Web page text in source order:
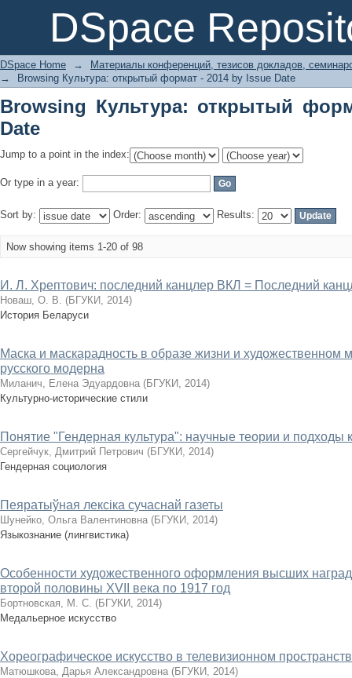
DSpace
Browsing Культура: открытый
DSpace Home →
Материалы конференций, тезисов докладов,
→
Browsing Культура: открытый формат - 2014 by Issue Date
Browsing Культура: открытый
Date
Jump to a point in the index:
Or type in a year:
Sort by: Order: Results:
Now showing items 1-20 of 98
И. Л. Хрептович: последний канцлер ВКЛ = Последний
Новаш, О. В. (БГУКИ, 2014)
История Беларуси
Маска и маскарадность в образе жизни и художественном
русского модерна
Миланич, Елена Эдуардовна (БГУКИ, 2014)
Культурно-исторические стили
Понятие "Гендерная культура": научные теории и подходы
Сергейчук, Дмитрий Петрович (БГУКИ, 2014)
Гендерная социология
Пеяратыўная лексіка сучаснай газеты
Шунейко, Ольга Валентиновна (БГУКИ, 2014)
Языкознание (лингвистика)
Особенности художественного оформления высших
второй половины XVII века по 1917 год
Бортновская, М. С. (БГУКИ, 2014)
Медальерное искусство
Хореографическое искусство в телевизионном
Матюшкова, Дарья Александровна (БГУКИ, 2014)